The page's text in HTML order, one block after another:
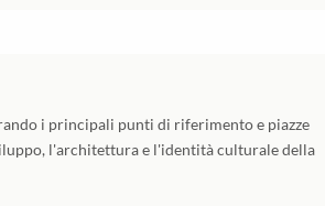
i principali punti di riferimento e piazze
l'architettura e l'identità culturale della